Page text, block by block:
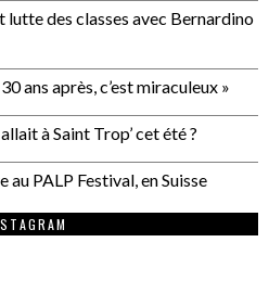
lutte des classes avec Bernardino
ans après, c’est miraculeux »
à Saint Trop’ cet été ?
PALP Festival, en Suisse